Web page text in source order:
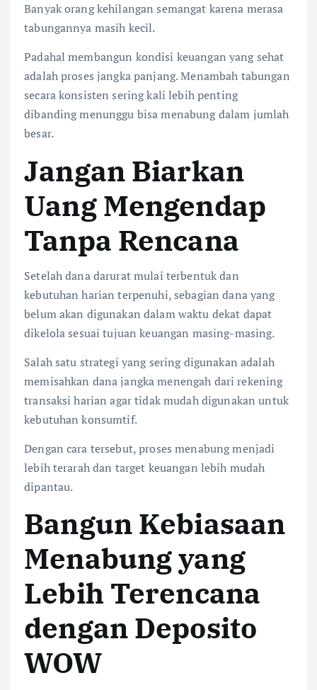
Banyak orang kehilangan semangat karena merasa
tabungannya masih kecil.
Padahal membangun kondisi keuangan yang sehat
adalah proses jangka panjang. Menambah tabungan
secara konsisten sering kali lebih penting
dibanding menunggu bisa menabung dalam jumlah
besar.
Jangan Biarkan
Uang Mengendap
Tanpa Rencana
Setelah dana darurat mulai terbentuk dan
kebutuhan harian terpenuhi, sebagian dana yang
belum akan digunakan dalam waktu dekat dapat
dikelola sesuai tujuan keuangan masing-masing.
Salah satu strategi yang sering digunakan adalah
memisahkan dana jangka menengah dari rekening
transaksi harian agar tidak mudah digunakan untuk
kebutuhan konsumtif.
Dengan cara tersebut, proses menabung menjadi
lebih terarah dan target keuangan lebih mudah
dipantau.
Bangun Kebiasaan
Menabung yang
Lebih Terencana
dengan Deposito
WOW